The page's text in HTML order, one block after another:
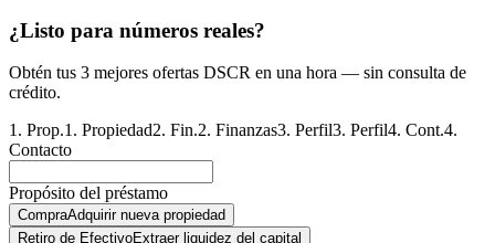
¿Listo para números reales?
Obtén tus 3 mejores ofertas DSCR en una hora — sin consulta de
crédito.
1 . Prop.1 . Propiedad2. Fin.2. Finanzas3. Perfil3. Perfil4. Cont.4.
Contacto
Propósito del préstamo
CompraAdquirir nueva propiedad
Retiro de EfectivoExtraer liquidez del capital